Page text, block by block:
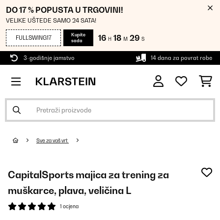
DO 17 % POPUSTA U TRGOVINI!
VELIKE UŠTEDE SAMO 24 SATA!
FULLSWING17
Kupite
sada
16 H 18 M 29 S
3-godišnje jamstvo 14 dana za povrat robe
Sve za vaš vrt
CapitalSports majica za trening za
muškarce, plava, veličina L
1 ocjena